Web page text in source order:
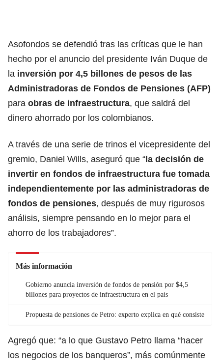
Asofondos se defendió tras las críticas que le han
hecho por el anuncio del presidente Iván Duque de
la inversión por 4,5 billones de pesos de las
Administradoras de Fondos de Pensiones (AFP)
para obras de infraestructura, que saldrá del
dinero ahorrado por los colombianos.
A través de una serie de trinos el vicepresidente del
gremio, Daniel Wills, aseguró que “la decisión de
invertir en fondos de infraestructura fue tomada
independientemente por las administradoras de
fondos de pensiones, después de muy rigurosos
análisis, siempre pensando en lo mejor para el
ahorro de los trabajadores”.
Más información
Gobierno anuncia inversión de fondos de pensión por $4,5
billones para proyectos de infraestructura en el país
Propuesta de pensiones de Petro: experto explica en qué consiste
Agregó que: “a lo que Gustavo Petro llama “hacer
los negocios de los banqueros”, más comúnmente